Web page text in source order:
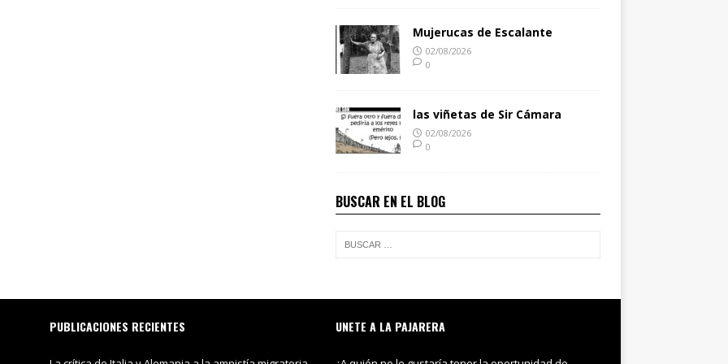
Mujerucas de Escalante
02/08/2026
0
las viñetas de Sir Cámara
02/08/2026
0
BUSCAR EN EL BLOG
PUBLICACIONES RECIENTES UNETE A LA PAJARERA